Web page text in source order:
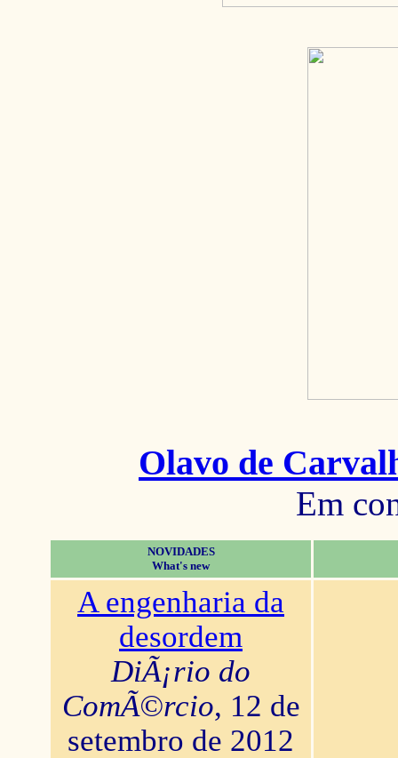
Olavo de
Em
NOVIDADES
What's new
A engenharia da
desordem
DiÃ¡rio do
ComÃ©rcio, 12 de
setembro de 2012